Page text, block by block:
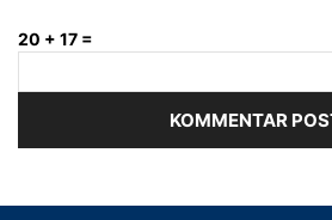
20 + 17 =